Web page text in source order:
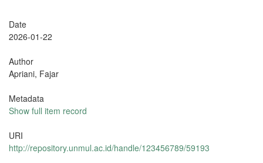
Date
2026-01-22
Author
Apriani, Fajar
Metadata
Show full item record
URI
http://repository.unmul.ac.id/handle/123456789/59193